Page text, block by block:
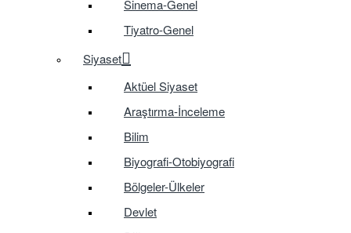
Sinema-Genel
Tiyatro-Genel
Siyaset
Aktüel Siyaset
Araştırma-İnceleme
Bilim
Biyografi-Otobiyografi
Bölgeler-Ülkeler
Devlet